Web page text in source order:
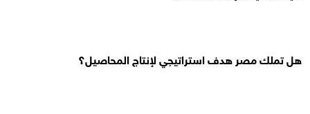
هل تملك مصر هدف استراتيجي لإنتاج المحاصيل؟